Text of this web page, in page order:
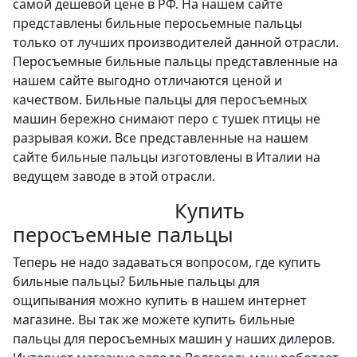
самой дешевой цене в РФ. На нашем сайте
представлены бильные перосьемные пальцы
только от лучших производителей данной отрасли.
Перосъемные бильные пальцы представленные на
нашем сайте выгодно отличаются ценой и
качеством. Бильные пальцы для перосъемных
машин бережно снимают перо с тушек птицы не
разрывая кожи. Все представленные на нашем
сайте бильные пальцы изготовлены в Италии на
ведущем заводе в этой отрасли.
Купить
перосъемные пальцы
Теперь не надо задаваться вопросом, где купить
бильные пальцы? Бильные пальцы для
ощипывания можно купить в нашем интернет
магазине. Вы так же можете купить бильные
пальцы для перосъемных машин у наших дилеров.